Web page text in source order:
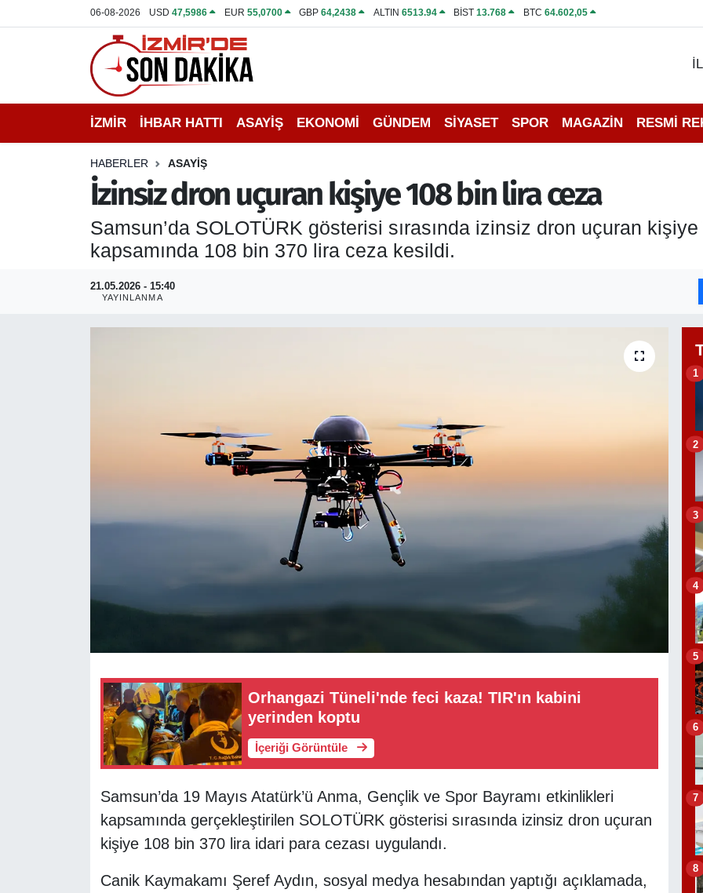
06-08-2026 USD47,5986 EUR 55,0700 GBP64,2438 ALTIN 6513.94 BİST13.768 BTC 64.602,05
İZMİR İHBAR HATTI ASAYİŞ EKONOMİ GÜNDEM SİYASET SPOR MAGAZİN RESMİ
HABERLER ASAYİŞ
İzinsiz dron uçuran kişiye 108 bin lira ceza
Samsun’da SOLOTÜRK gösterisi sırasında izinsiz dron uçuran
kapsamında 108 bin 370 lira ceza kesildi.
21.05.2026 - 15:40
YAYINLANMA
Orhangazi Tüneli'nde feci kaza! TIR'ın kabini
yerinden koptu
İçeriği Görüntüle
Samsun’da 19 Mayıs Atatürk’ü Anma, Gençlik ve Spor Bayramı etkinlikleri
kapsamında gerçekleştirilen SOLOTÜRK gösterisi sırasında izinsiz dron uçuran
kişiye 108 bin 370 lira idari para cezası uygulandı.
Canik Kaymakamı Şeref Aydın, sosyal medya hesabından yaptığı açıklamada,
1
2
3
4
5
6
7
8
İHBAR HATTI
DEPREM
EKONOMİ
SİYASET
İzmir Nöbetçi Eczaneler
İzmir Hava Durumu
İzmir Namaz Vakitleri
İzmir Trafik Yoğunluk Haritası
Puan Durumu ve Fikstür
Tüm Manşetler
Son Dakika Haberleri